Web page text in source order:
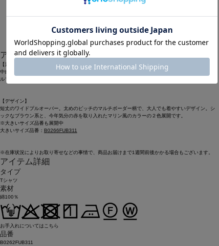
2
アイテム説明
【素材】
中肉のきれいな表面感のコットン１00パーセントの天竺素材。ボーダーのピッチを完全にオリジナ
ルで組んで作っています。ハリ感があり着こなしやすい素材です。
【デザイン】
短丈のワイドプルオーバー。太めのピッチのマルチボーダー柄で、大人でも着やすいデザイン。シ
ックなブラウン系と、今年気分の赤を取り入れたマリン風のカラーの２色展開です。
※大きいサイズ品番も展開中
大きいサイズ品番： B0266FUB311
※在庫状況によりお取り寄せなどの事情で、商品お届けまで1週間前後かかる場合もございます。
アイテム詳細
タイプ
Tシャツ
素材
綿100％
お手入れについてはこちら
品番
B0262FUB311